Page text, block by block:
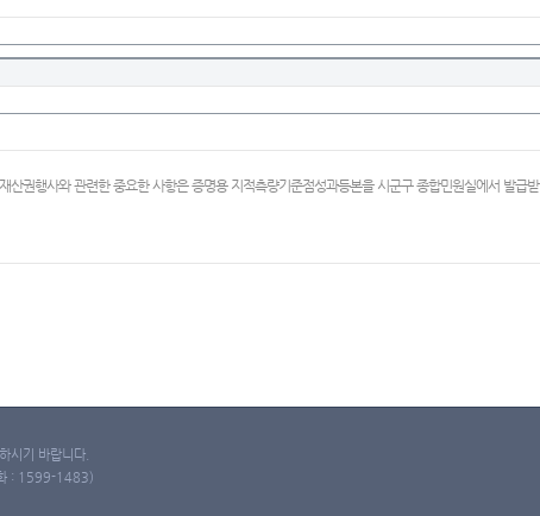
권행사와 관련한 중요한 사항은 증명용 지적측량기준점성과등본을 시군구 종합민원실에서 발급받
시기 바랍니다.
: 1599-1483)